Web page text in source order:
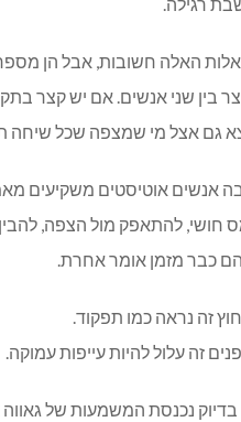
רגילה.
האלה חשובות, אבל הן
בין שני אנשים. אם יש קצר
גם אצל מי שמצפה שכל שיחה
אנשים אוטיסטים משקיעים
חושי, להתאפק מול הצפה,
כבר מזמן אומר אחרת.
זה נראה כמו תפקוד.
זה עלול להיות עייפות עמוקה.
בדיוק נכנסת המשמעות של גאווה